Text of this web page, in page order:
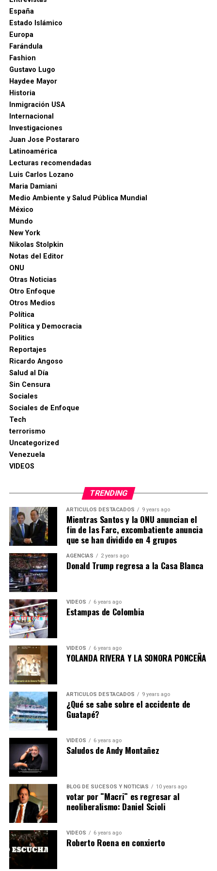
España
Estado Islámico
Europa
Farándula
Fashion
Gustavo Lugo
Haydee Mayor
Historia
Inmigración USA
Internacional
Investigaciones
Juan Jose Postararo
Latinoamérica
Lecturas recomendadas
Luis Carlos Lozano
Maria Damiani
Medio Ambiente y Salud Pública Mundial
México
Mundo
New York
Nikolas Stolpkin
Notas del Editor
ONU
Otras Noticias
Otro Enfoque
Otros Medios
Política
Política y Democracia
Politics
Reportajes
Ricardo Angoso
Salud al Día
Sin Censura
Sociales
Sociales de Enfoque
Tech
terrorismo
Uncategorized
Venezuela
VIDEOS
TRENDING
ARTICULOS DESTACADOS 9 years ago
Mientras Santos y la ONU anuncian el
fin de las Farc, excombatiente anuncia
que se han dividido en 4 grupos
AGENCIAS 2 years ago
Donald Trump regresa a la Casa Blanca
VIDEOS 6 years ago
Estampas de Colombia
VIDEOS 6 years ago
YOLANDA RIVERA Y LA SONORA PONCEÑA
ARTICULOS DESTACADOS 9 years ago
¿Qué se sabe sobre el accidente de
Guatapé?
VIDEOS 6 years ago
Saludos de Andy Montañez
BLOG DE SUCESOS Y NOTICIAS 10 years ago
votar por ¨Macri¨ es regresar al
neoliberalismo: Daniel Scioli
VIDEOS 6 years ago
Roberto Roena en conxierto